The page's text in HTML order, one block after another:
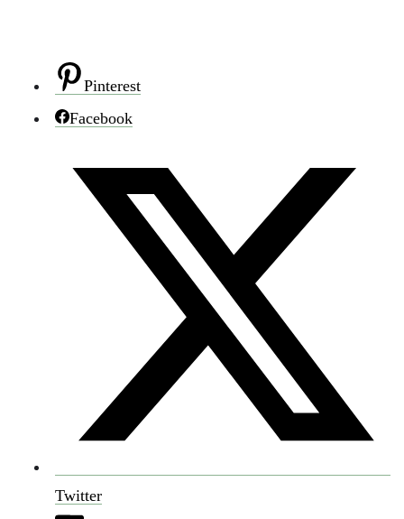
Pinterest
Facebook
Twitter